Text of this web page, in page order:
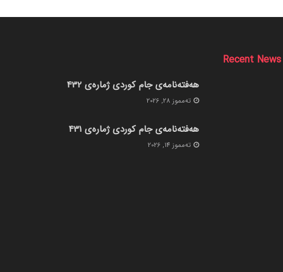
Recent News
هەفتەنامەی جام کوردی ژمارەی 432
ته‌مموز 28, 2026
هەفتەنامەی جام کوردی ژمارەی 431
ته‌مموز 14, 2026